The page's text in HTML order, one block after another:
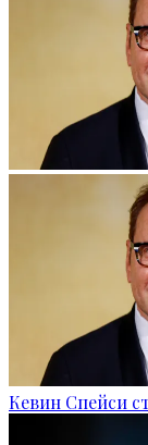
Кевин Спейси